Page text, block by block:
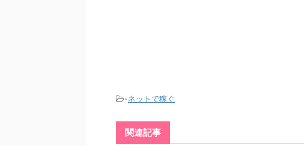
-ネットで稼ぐ
関連記事